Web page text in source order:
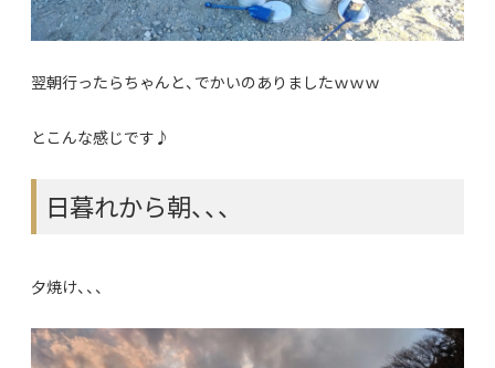
翌朝行ったらちゃんと、でかいのありましたｗｗｗ
とこんな感じです♪
日暮れから朝、、、
夕焼け、、、